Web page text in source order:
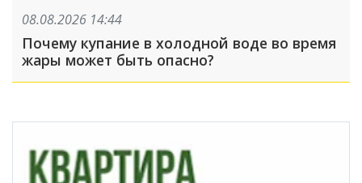
08.08.2026 14:44
Почему купание в холодной воде во время
жары может быть опасно?